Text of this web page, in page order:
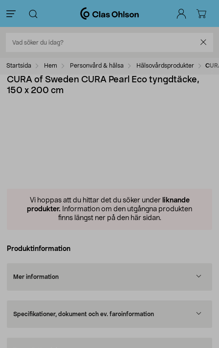
Startsida Hem Personvård & hälsa Hälsovårdsprodukter
CURA of Sweden CURA Pearl Eco tyngdtäcke,
150 x 200 cm
Vi hoppas att du hittar det du söker under liknande
produkter. Information om den utgångna produkten
finns längst ner på den här sidan.
Produktinformation
Mer information
Specifikationer, dokument och ev. faroinformation